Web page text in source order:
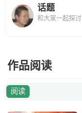
话题
和大家一起探讨
作品阅读
阅读